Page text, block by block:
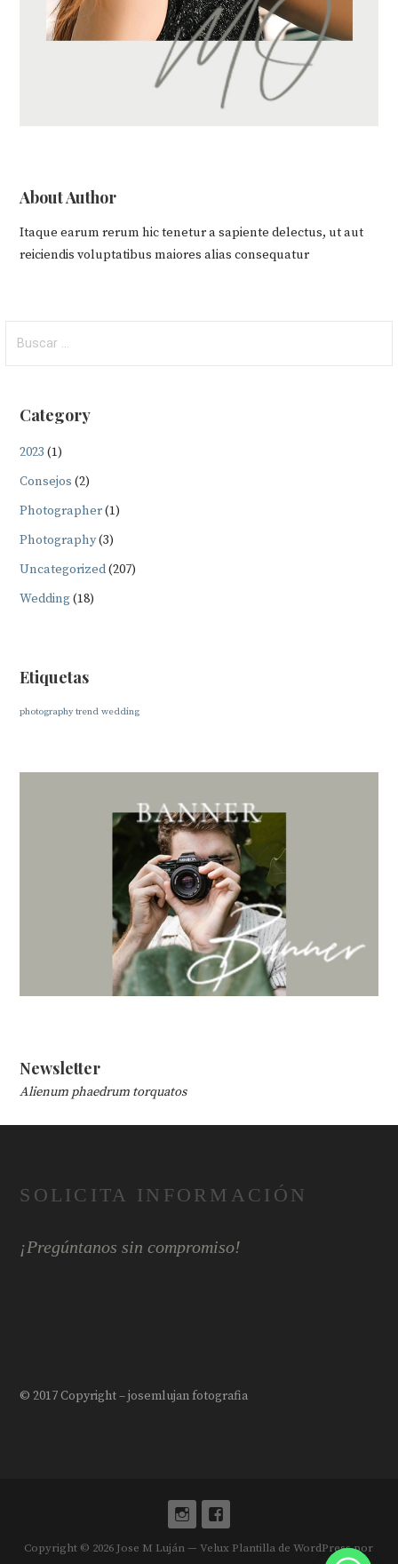
About Author
Itaque earum rerum hic tenetur a sapiente delectus, ut aut
reiciendis voluptatibus maiores alias consequatur
Category
2023 (1)
Consejos (2)
Photographer(1)
Photography(3)
Uncategorized(207)
Wedding (18)
Etiquetas
photography trend wedding
Newsletter
Alienum phaedrum torquatos
SOLICITA INFORMACIÓN
¡Pregúntanos sin compromiso!
© 2017 Copyright – josemlujan fotografia
Copyright © 2026 Jose M Luján — Velux Plantilla de WordPress por